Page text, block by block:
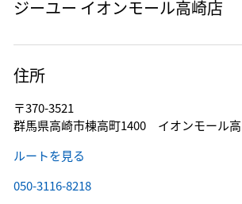
ジーユー イオンモール高崎店
住所
〒370-3521
群馬県高崎市棟高町1400 イオンモール
ルートを見る
050-3116-8218